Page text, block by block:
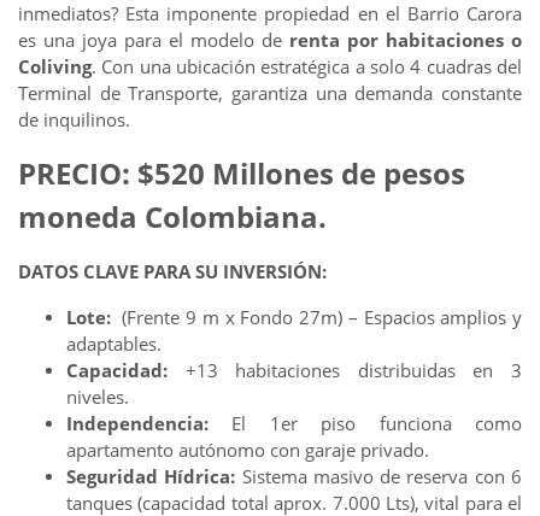
inmediatos? Esta imponente propiedad en el Barrio Carora
es una joya para el modelo de renta por habitaciones o
Coliving. Con una ubicación estratégica a solo 4 cuadras del
Terminal de Transporte, garantiza una demanda constante
de inquilinos.
PRECIO: $520 Millones de pesos
moneda Colombiana.
DATOS CLAVE PARA SU INVERSIÓN:
Lote: (Frente 9 m x Fondo 27m) – Espacios amplios y
adaptables.
Capacidad: +13 habitaciones distribuidas en 3
niveles.
Independencia: El 1er piso funciona como
apartamento autónomo con garaje privado.
Seguridad Hídrica: Sistema masivo de reserva con 6
tanques (capacidad total aprox. 7.000 Lts), vital para el